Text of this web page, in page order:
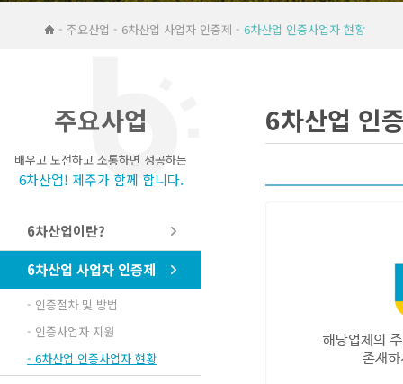
- 주요산업 - 6차산업 사업자 인증제 - 6차산업 인증사업자 현황
주요사업
배우고 도전하고 소통하면 성공하는
6차산업! 제주가 함께 합니다.
6차산업이란?
6차산업 사업자 인증제
- 인증절차 및 방법
- 인증사업자 지원
- 6차산업 인증사업자 현황
6차산업 인